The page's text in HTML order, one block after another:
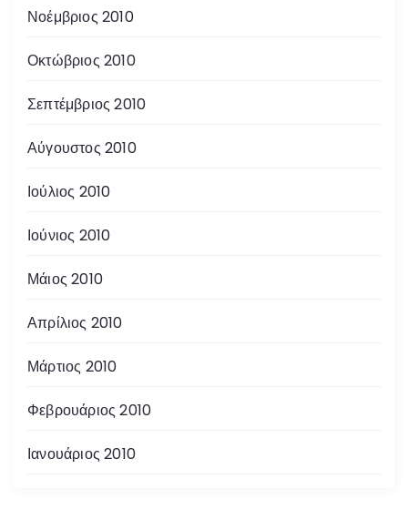
Νοέμβριος 2010
Οκτώβριος 2010
Σεπτέμβριος 2010
Αύγουστος 2010
Ιούλιος 2010
Ιούνιος 2010
Μάιος 2010
Απρίλιος 2010
Μάρτιος 2010
Φεβρουάριος 2010
Ιανουάριος 2010